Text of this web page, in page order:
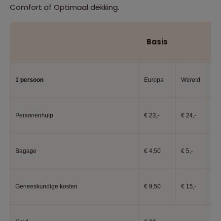
Comfort of Optimaal dekking.
Basis
1 persoon Europa Wereld
Personenhulp € 23,- € 24,-
Bagage € 4,50 € 5,-
Geneeskundige kosten € 9,50 € 15,-